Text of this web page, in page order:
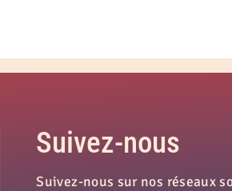
Suivez-nous
Suivez-nous sur nos réseaux